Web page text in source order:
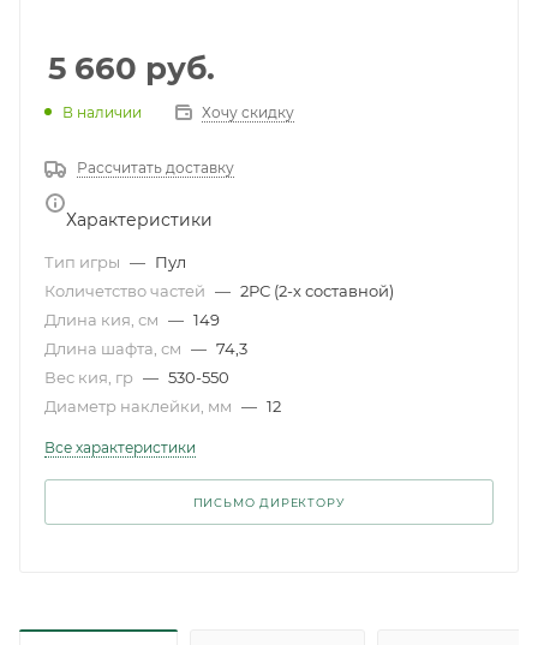
5 660 руб.
В наличии Хочу скидку
Рассчитать доставку
Характеристики
Тип игры — Пул
Количетство частей — 2РС (2-х составной)
Длина кия, см — 149
Длина шафта, см — 74,3
Вес кия, гр — 530-550
Диаметр наклейки, мм — 12
Все характеристики
ПИСЬМО ДИРЕКТОРУ